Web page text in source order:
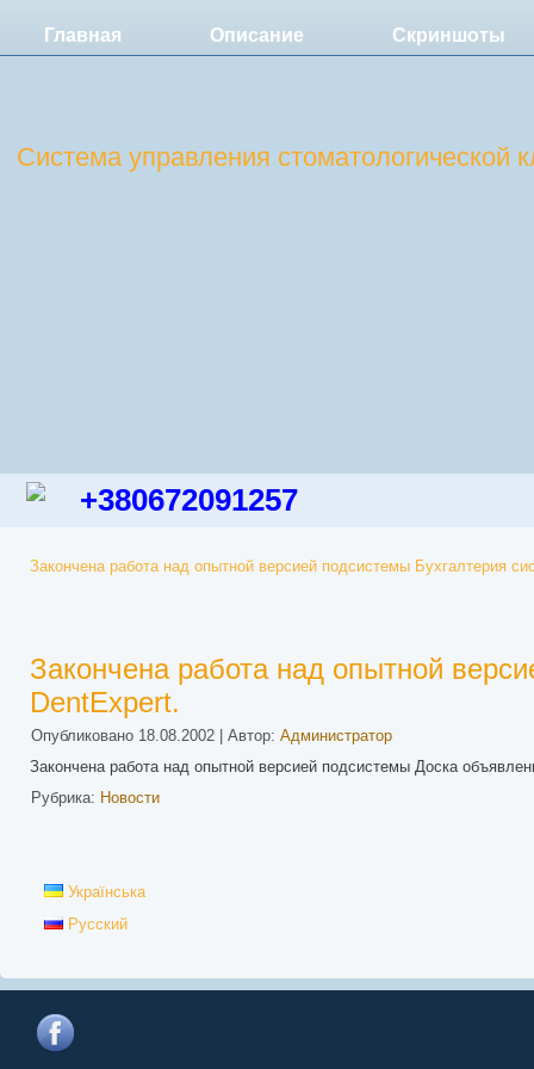
Главная Описание Скриншоты
Система управления стоматологической
+380672091257
Закончена работа над опытной версией подсистемы Бухгалтерия
Закончена работа над опытной
DentExpert.
Опубликовано 18.08.2002 Автор: Администратор
Закончена работа над опытной версией подсистемы Доска
Рубрика: Новости
Українська
Русский